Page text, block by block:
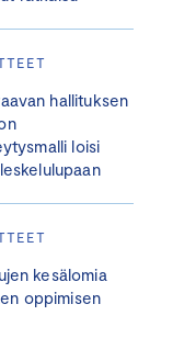
hallituksen
loisi
kesälomia
oppimisen